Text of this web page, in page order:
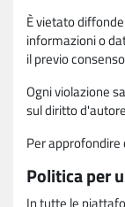
È vietato
informazioni o
il previo
Ogni violazione
sul diritto
Per approfondire
Politica per
In tutte le